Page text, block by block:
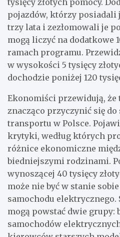
pojazdów, którzy posiadali
trzy lata i zezłomowali je
mogą liczyć na dodatkowe
ramach programu.
w wysokości 5 tysięcy
dochodzie poniżej 120
Ekonomiści przewidują, że
znacząco przyczynić się
transportu w Polsce.
krytyki, według których
różnice ekonomiczne
biedniejszymi rodzinami.
wynoszącej 40 tysięcy
może nie być w stanie
samochodu elektrycznego.
mogą powstać dwie grupy:
samochodów